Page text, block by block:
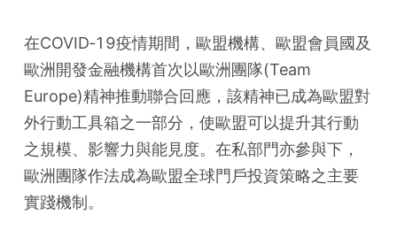
在COVID‑19疫情期間，歐盟機構、歐盟會員國及
歐洲開發金融機構首次以歐洲團隊(Team
Europe)精神推動聯合回應，該精神已成為歐盟對
外行動工具箱之一部分，使歐盟可以提升其行動
之規模、影響力與能見度。在私部門亦參與下，
歐洲團隊作法成為歐盟全球門戶投資策略之主要
實踐機制。